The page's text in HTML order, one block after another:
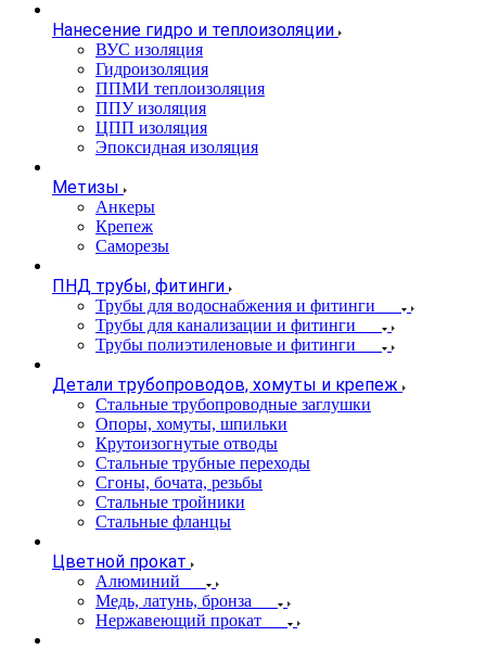
Нанесение гидро и теплоизоляции
ВУС изоляция
Гидроизоляция
ППМИ теплоизоляция
ППУ изоляция
ЦПП изоляция
Эпоксидная изоляция
Метизы
Анкеры
Крепеж
Саморезы
ПНД трубы, фитинги
Трубы для водоснабжения и фитинги
Трубы для канализации и фитинги
Трубы полиэтиленовые и фитинги
Детали трубопроводов, хомуты и крепеж
Стальные трубопроводные заглушки
Опоры, хомуты, шпильки
Крутоизогнутые отводы
Стальные трубные переходы
Сгоны, бочата, резьбы
Стальные тройники
Стальные фланцы
Цветной прокат
Алюминий
Медь, латунь, бронза
Нержавеющий прокат